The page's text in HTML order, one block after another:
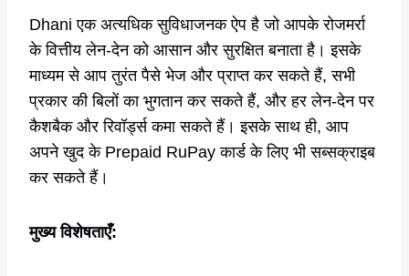
Dhani एक अत्यधिक सुविधाजनक ऐप है जो आपके रोजमर्रा
के वित्तीय लेन-देन को आसान और सुरक्षित बनाता है। इसके
माध्यम से आप तुरंत पैसे भेज और प्राप्त कर सकते हैं, सभी
प्रकार की बिलों का भुगतान कर सकते हैं, और हर लेन-देन पर
कैशबैक और रिवॉर्ड्स कमा सकते हैं। इसके साथ ही, आप
अपने खुद के Prepaid RuPay कार्ड के लिए भी सब्सक्राइब
कर सकते हैं।
मुख्य विशेषताएँ: